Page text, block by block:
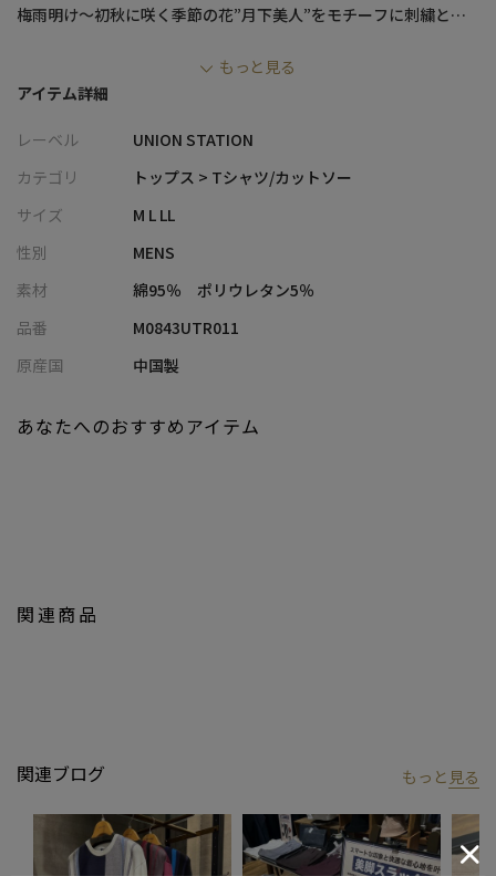
梅雨明け～初秋に咲く季節の花”月下美人”をモチーフに刺繍とプ
咲いては散るを繰り返すこの花の花言葉は”はかない美” ”はかない
恋”。表地は肌触りの良いシルケットスムースを使用。
【スタイリング】
キレイめなスキニーやワイドパンツと合わせると、落ち着いたコ
秋には無地のジャケットやカーディガンと組み合わせることで、
インナーの柄がワンポイントとなります。
季節ごとにコーディネートの幅が広がる、一枚で存在感を放つシ
【春夏秋冬】
ルグラフィックをこだわりの生地に落とし込んだ唯一無二のアイ
心地にこだわったアイテムを展開。
※屋外での撮影画像は光の加減で、実際の商品より明るく見える
場合が御座います。
商品の色味は生地アップ・スタジオ撮影の画像をご参考下さい。
もっと見る
アイテム詳細
レーベル
UNION STATION
カテゴリ
トップス > Tシャツ/カットソー
サイズ
M L LL
性別
MENS
素材
綿95％ ポリウレタン5％
品番
M0843UTR011
原産国
中国製
関連商品
あなたへのおすすめアイテム
関連ブログ もっと 見る